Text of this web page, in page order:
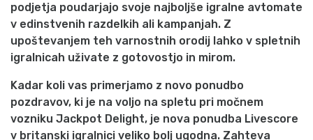
podjetja poudarjajo svoje najboljše igralne avtomate
v edinstvenih razdelkih ali kampanjah. Z
upoštevanjem teh varnostnih orodij lahko v spletnih
igralnicah uživate z gotovostjo in mirom.
Kadar koli vas primerjamo z novo ponudbo
pozdravov, ki je na voljo na spletu pri močnem
vozniku Jackpot Delight, je nova ponudba Livescore
v britanski igralnici veliko bolj ugodna. Zahteva